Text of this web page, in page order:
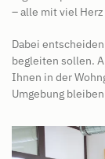
– alle mit viel
Dabei
begleiten sollen.
Ihnen in der
Umgebung